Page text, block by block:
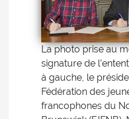
La photo prise au
signature de
à gauche, le
Fédération des
francophones du